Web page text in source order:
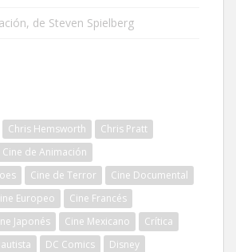
de Steven Spielberg
Chris Hemsworth
Chris Pratt
Cine de Animación
Cine de Terror
Cine Documental
Europeo
Cine Francés
Japonés Cine Mexicano
Crítica
DC Comics
Disney